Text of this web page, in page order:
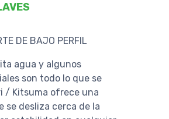
DE BAJO PERFIL
agua y algunos
son todo lo que se
/ Kitsuma ofrece una
se desliza cerca de la